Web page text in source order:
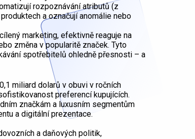
rozpoznávání atributů (z
a označují anomálie nebo
marketing, efektivně reaguje na
změna v popularitě značek. Tyto
spotřebitelů ohledně přesnosti – a
miliard dolarů v obuvi v ročních
preferencí kupujících.
značkám a luxusním segmentům
a digitální prezentace.
a daňových politik,